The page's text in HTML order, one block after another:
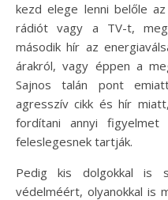
kezd elege lenni belőle
rádiót vagy a TV-t,
második hír az
árakról, vagy éppen a
Sajnos talán pont
agresszív cikk és hír
fordítani annyi figyelmet
feleslegesnek tartják.
Pedig kis dolgokkal is
védelméért, olyanokkal is